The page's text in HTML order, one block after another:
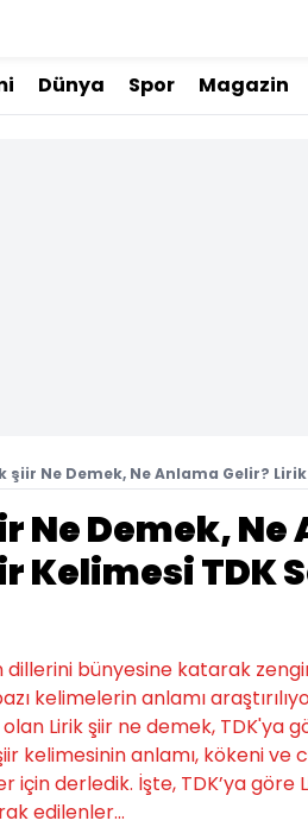
Dünya Spor Magazin
şiir Ne Demek, Ne Anlama Gelir?
Ne Demek, Ne
Kelimesi TDK
dillerini bünyesine katarak
kelimelerin anlamı
Lirik şiir ne demek, TDK'ya
kelimesinin anlamı, kökeni ve
için derledik. İşte, TDK’ya
edilenler...